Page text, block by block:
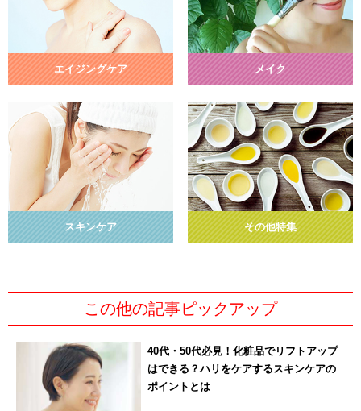
エイジングケア メイク
スキンケア その他特集
この他の記事ピックアップ
40代・50代必見！化粧品でリフトアップ
はできる？ハリをケアするスキンケアの
ポイントとは